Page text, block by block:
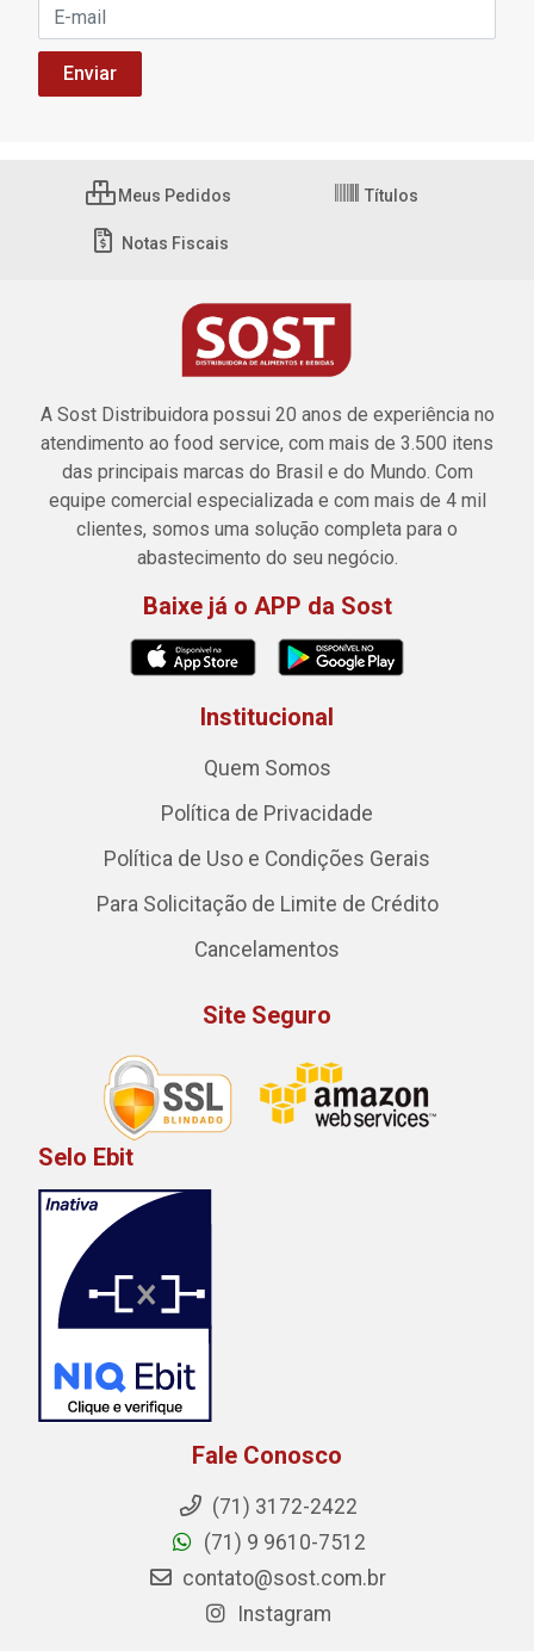
Meus Pedidos Títulos
Notas Fiscais
A Sost Distribuidora possui 20 anos de experiência no
atendimento ao food service, com mais de 3.500 itens
das principais marcas do Brasil e do Mundo. Com
equipe comercial especializada e com mais de 4 mil
clientes, somos uma solução completa para o
abastecimento do seu negócio.
Baixe já o APP da Sost
Institucional
Quem Somos
Política de Privacidade
Política de Uso e Condições Gerais
Para Solicitação de Limite de Crédito
Cancelamentos
Site Seguro
Selo Ebit
Fale Conosco
(71) 3172-2422
(71) 9 9610-7512
contato@sost.com.br
Instagram